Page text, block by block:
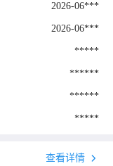
2026-06***
2026-06***
*****
******
******
*****
查看详情